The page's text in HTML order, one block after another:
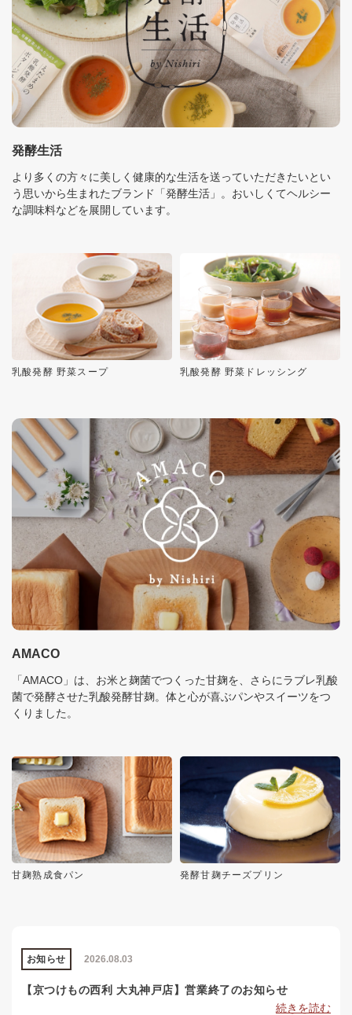
発酵生活
より多くの方々に美しく健康的な生活を送っていただきたいとい
う思いから生まれたブランド「発酵生活」。おいしくてヘルシー
な調味料などを展開しています。
乳酸発酵 野菜スープ 乳酸発酵 野菜ドレッシング
AMACO
「AMACO」は、お米と麹菌でつくった甘麹を、さらにラブレ乳酸
菌で発酵させた乳酸発酵甘麹。体と心が喜ぶパンやスイーツをつ
くりました。
甘麹熟成食パン 発酵甘麹チーズプリン
2026.08.03
お知らせ
【京つけもの西利 大丸神戸店】営業終了のお知らせ
続きを読む